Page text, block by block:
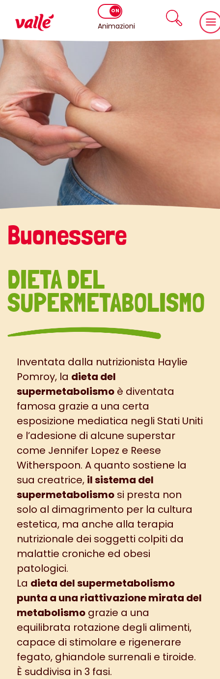
Animazioni
Buonessere
DIETA DEL
SUPERMETABOLISMO
Inventata dalla nutrizionista Haylie
Pomroy, la dieta del
supermetabolismoè diventata
famosa grazie a una certa
esposizione mediatica negli Stati Uniti
e l’adesione di alcune superstar
come Jennifer Lopez e Reese
Witherspoon. A quanto sostiene la
sua creatrice, il sistema del
supermetabolismosi presta non
solo al dimagrimento per la cultura
estetica, ma anche alla terapia
nutrizionale dei soggetti colpiti da
malattie croniche ed obesi
patologici.
La dieta del supermetabolismo
punta a una riattivazione mirata del
metabolismograzie a una
equilibrata rotazione degli alimenti,
capace di stimolare e rigenerare
fegato, ghiandole surrenali e tiroide.
È suddivisa in 3 fasi.